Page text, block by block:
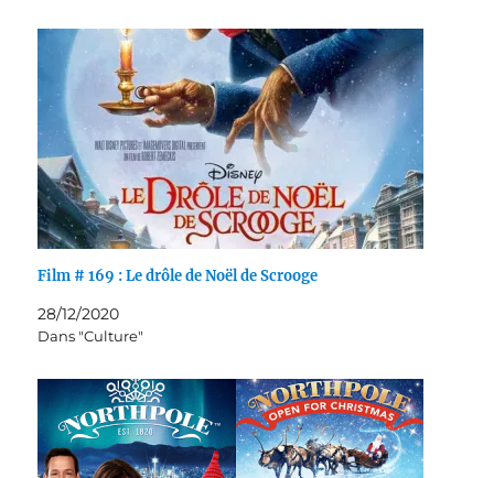
Film # 169 : Le drôle de Noël de Scrooge
28/12/2020
Dans "Culture"